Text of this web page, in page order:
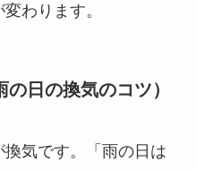
わります。
日の換気のコツ）
気です。「雨の日は